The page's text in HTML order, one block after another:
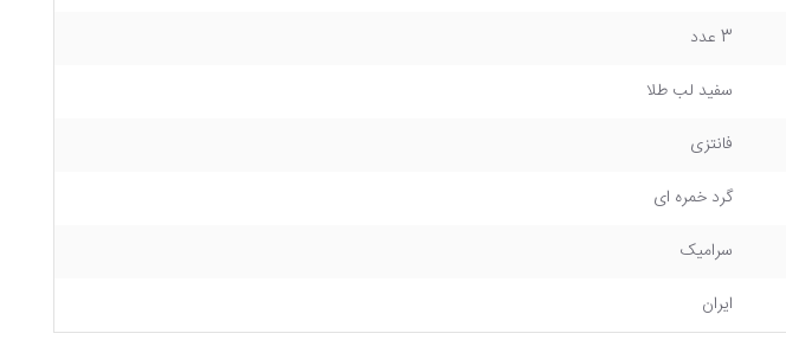
3 عدد
سفید لب طلا
فانتزی
گرد خمره ای
سرامیک
ایران